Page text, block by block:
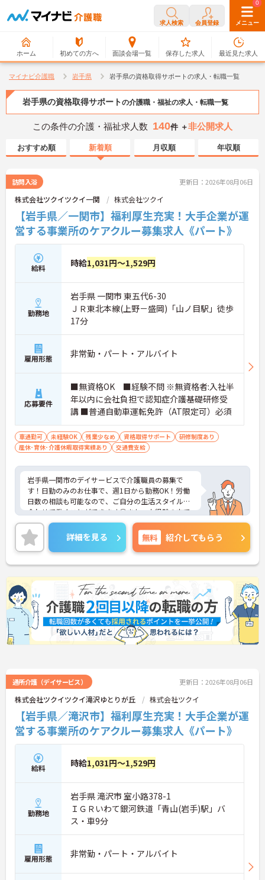
求人検索 会員登録 メニュー
ホーム 初めての方へ 面談会場一覧
0
保存した求人
0
最近見た求人
マイナビ介護職 岩手県 岩手県の資格取得サポートの求人・転職一覧
岩手県の資格取得サポートの介護職・福祉の求人・転職一覧
この条件の介護・福祉求人数 140件 ＋非公開求人
おすすめ順 新着順 月収順 年収順
訪問入浴 更新日：2026年08月06日
株式会社ツクイツクイ一関 株式会社ツクイ
【岩手県／一関市】福利厚生充実！大手企業が運
営する事業所のケアクルー募集求人《パート》
給料 時給1,031円～1,529円
勤務地
岩手県 一関市 東五代6-30
ＪＲ東北本線(上野－盛岡)「山ノ目駅」徒歩
17分
雇用形態 非常勤・パート・アルバイト
応募要件
■無資格OK ■経験不問 ※無資格者:入社半
年以内に会社負担で認知症介護基礎研修受
講 ■普通自動車運転免許（AT限定可）必須
車通勤可 未経験OK 残業少なめ 資格取得サポート
研修制度あり
産休･育休･介護休暇取得実績あり
交通費支給
岩手県一関市のデイサービスで介護職員の募集で
す！日勤のみのお仕事で、週1日から勤務OK！労働
日数の相談も可能なので、ご自分の生活スタイルに
合わせて働くことができます◎また、未経験の方で
も応募可能なので、これから介護業界に挑戦したい
という方にピッタリの職場です♪ご興味のある方は
面接ポイントをお伝えしますので、お気軽にご連絡
ください！
詳細を見る 無料 紹介してもらう
通所介護（デイサービス） 更新日：2026年08月06日
株式会社ツクイツクイ滝沢ゆとりが丘 株式会社ツクイ
【岩手県／滝沢市】福利厚生充実！大手企業が運
営する事業所のケアクルー募集求人《パート》
給料 時給1,031円～1,529円
勤務地
岩手県 滝沢市 室小路378-1
ＩＧＲいわて銀河鉄道「青山(岩手)駅」バ
ス・車9分
雇用形態 非常勤・パート・アルバイト